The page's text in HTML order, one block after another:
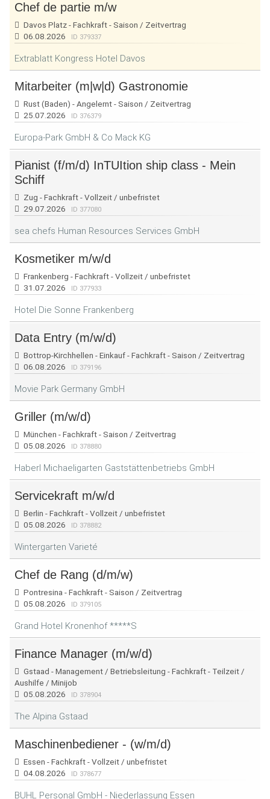
Chef de partie m/w
Davos Platz - Fachkraft - Saison / Zeitvertrag
06.08.2026
ID 379337
Extrablatt Kongress Hotel Davos
Mitarbeiter (m|w|d) Gastronomie
Rust (Baden) - Angelernt - Saison / Zeitvertrag
25.07.2026
ID 376379
Europa-Park GmbH & Co Mack KG
Pianist (f/m/d) InTUItion ship class - Mein
Schiff
Zug - Fachkraft - Vollzeit / unbefristet
29.07.2026
ID 377080
sea chefs Human Resources Services GmbH
Kosmetiker m/w/d
Frankenberg - Fachkraft - Vollzeit / unbefristet
31.07.2026
ID 377933
Hotel Die Sonne Frankenberg
Data Entry (m/w/d)
Bottrop-Kirchhellen - Einkauf - Fachkraft - Saison / Zeitvertrag
06.08.2026
ID 379196
Movie Park Germany GmbH
Griller (m/w/d)
München - Fachkraft - Saison / Zeitvertrag
05.08.2026
ID 378880
Haberl Michaeligarten Gaststättenbetriebs GmbH
Servicekraft m/w/d
Berlin - Fachkraft - Vollzeit / unbefristet
05.08.2026
ID 378882
Wintergarten Varieté
Chef de Rang (d/m/w)
Pontresina - Fachkraft - Saison / Zeitvertrag
05.08.2026
ID 379105
Grand Hotel Kronenhof *****S
Finance Manager (m/w/d)
Gstaad - Management / Betriebsleitung - Fachkraft - Teilzeit /
Aushilfe / Minijob
05.08.2026
ID 378904
The Alpina Gstaad
Maschinenbediener - (w/m/d)
Essen - Fachkraft - Vollzeit / unbefristet
04.08.2026
ID 378677
BUHL Personal GmbH - Niederlassung Essen